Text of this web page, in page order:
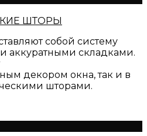
ШТОРЫ
собой систему
аккуратными складками.
декором окна, так и в
шторами.